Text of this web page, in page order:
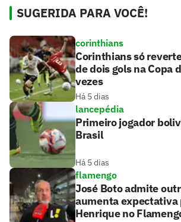
SUGERIDA PARA VOCÊ!
corinthians
Corinthians só
de dois gols na Copa
vezes
Há 5 dias
lancepédia
Primeiro jogador
Brasil
Há 5 dias
flamengo
José Boto admite
aumenta expectativa
Henrique no